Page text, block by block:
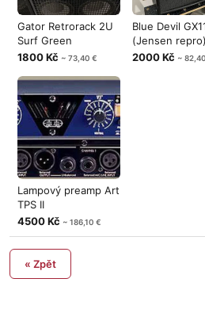
Gator Retrorack 2U
Surf Green
1800 Kč ~ 73,40 €
Blue Devil
(Jensen repro)
2000 Kč ~
Lampový preamp Art
TPS II
4500 Kč ~ 186,10 €
« Zpět